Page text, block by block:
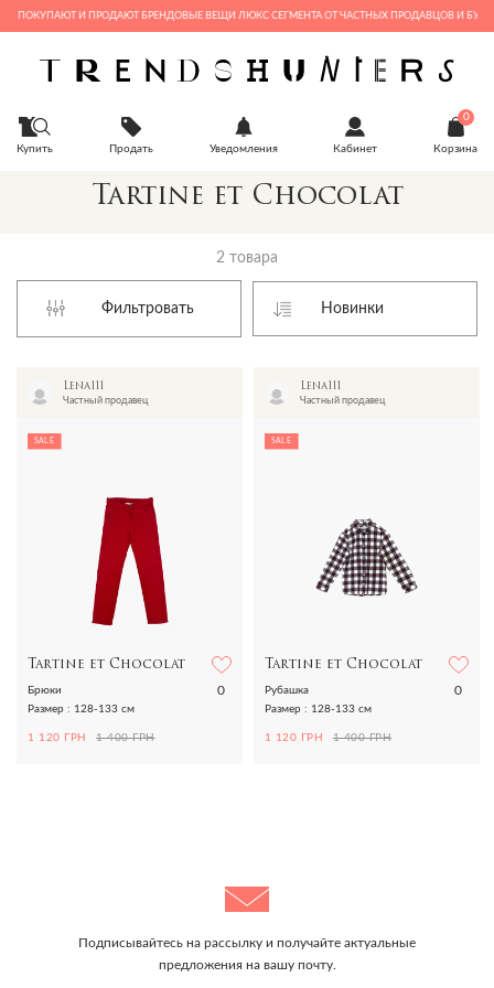
ПОКУПАЮТ И ПРОДАЮТ БРЕНДОВЫЕ ВЕЩИ ЛЮКС СЕГМЕНТА ОТ ЧАСТНЫХ ПРОДАВЦОВ И
Купить Продать Уведомления Кабинет
0
Корзина
Tartine et Chocolat
2 товара
Фильтровать
Lena111
Частный продавец
SALE
Tartine et Chocolat
0
Брюки
Размер : 128-133 см
1 120 ГРН 1 400 ГРН
Lena111
Частный продавец
SALE
Tartine et Chocolat
0
Рубашка
Размер : 128-133 см
1 120 ГРН 1 400 ГРН
Подписывайтесь на рассылку и получайте актуальные
предложения на вашу почту.